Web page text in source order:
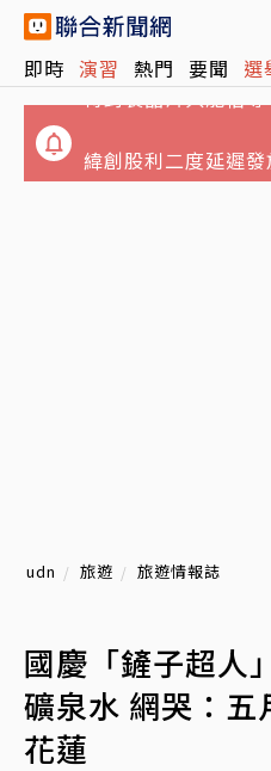
即時 演習 熱門 要聞 選
待封裝晶片只能枯等
udn 旅遊 旅遊情報誌
國慶「鏟子超人
礦泉水 網哭：五
花蓮